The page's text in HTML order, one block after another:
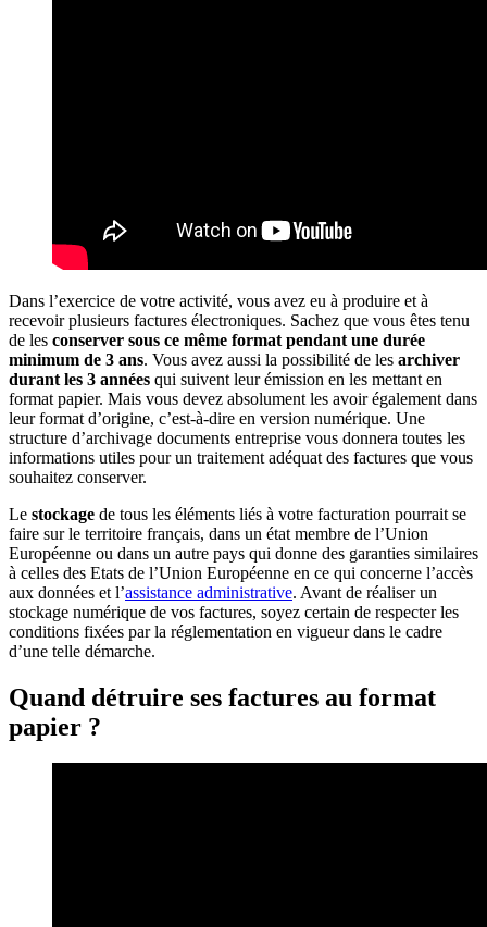
Dans l’exercice de votre activité, vous avez eu à produire et à
recevoir plusieurs factures électroniques. Sachez que vous êtes tenu
de les conserver sous ce même format pendant une durée
minimum de 3 ans. Vous avez aussi la possibilité de les archiver
durant les 3 années qui suivent leur émission en les mettant en
format papier. Mais vous devez absolument les avoir également dans
leur format d’origine, c’est-à-dire en version numérique. Une
structure d’archivage documents entreprise vous donnera toutes les
informations utiles pour un traitement adéquat des factures que vous
souhaitez conserver.
Le stockage de tous les éléments liés à votre facturation pourrait se
faire sur le territoire français, dans un état membre de l’Union
Européenne ou dans un autre pays qui donne des garanties similaires
à celles des Etats de l’Union Européenne en ce qui concerne l’accès
aux données et l’assistance administrative. Avant de réaliser un
stockage numérique de vos factures, soyez certain de respecter les
conditions fixées par la réglementation en vigueur dans le cadre
d’une telle démarche.
Quand détruire ses factures au format
papier ?